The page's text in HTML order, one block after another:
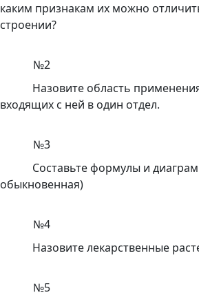
каким признакам их можно
строении?
№2
Назовите область
входящих с ней в один отдел.
№3
Составьте формулы и
обыкновенная)
№4
Назовите лекарственные
№5